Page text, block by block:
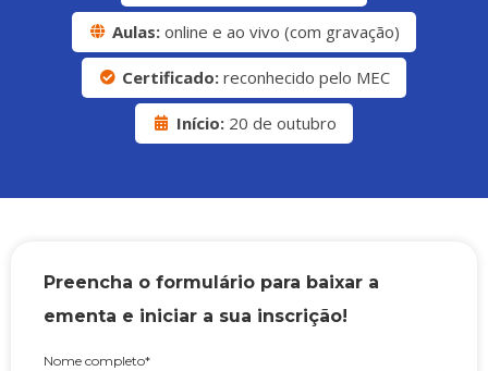
Aulas: online e ao vivo (com gravação)
Certificado: reconhecido pelo MEC
Início:20 de outubro
Preencha o formulário para baixar a
ementa e iniciar a sua inscrição!
Nome completo*